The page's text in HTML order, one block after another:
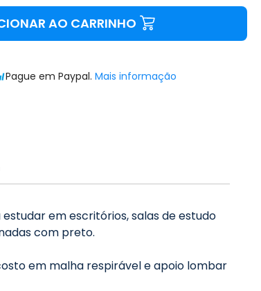
AO CARRINHO
Pague em Paypal.Mais informação
em escritórios, salas de estudo
com preto.
em malha respirável e apoio lombar